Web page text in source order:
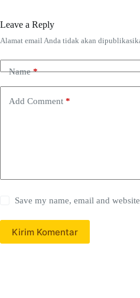
Leave a Reply
Alamat email Anda tidak akan
Name*
Add Comment *
Save my name, email and
Kirim Komentar